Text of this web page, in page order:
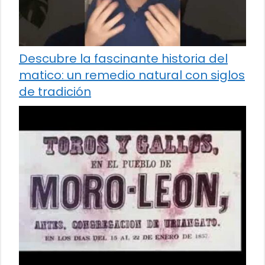
Descubre la fascinante historia del
matico: un remedio natural con siglos
de tradición